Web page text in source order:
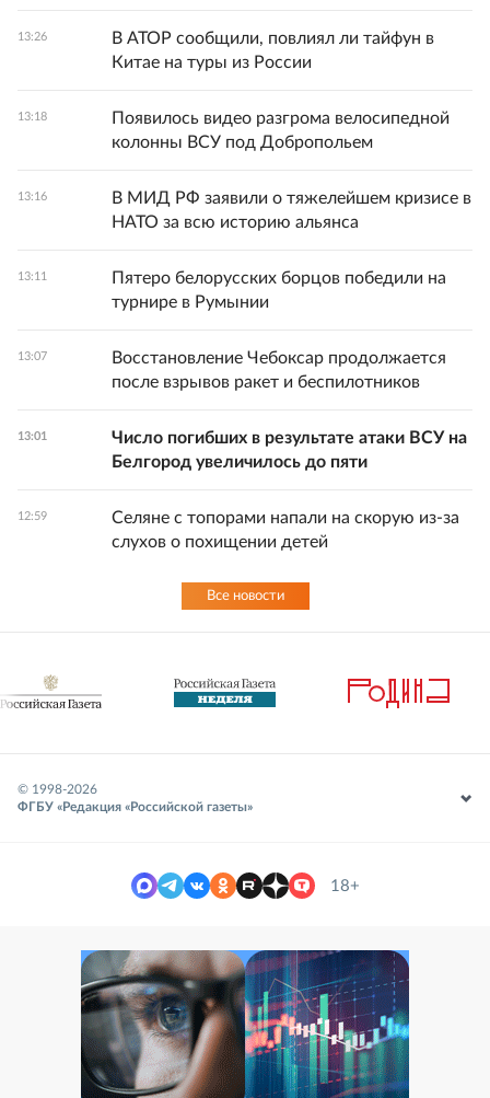
13:26
В АТОР сообщили, повлиял ли тайфун в
Китае на туры из России
13:18
Появилось видео разгрома велосипедной
колонны ВСУ под Добропольем
13:16
В МИД РФ заявили о тяжелейшем кризисе в
НАТО за всю историю альянса
13:11
Пятеро белорусских борцов победили на
турнире в Румынии
13:07
Восстановление Чебоксар продолжается
после взрывов ракет и беспилотников
13:01
Число погибших в результате атаки ВСУ на
Белгород увеличилось до пяти
12:59
Селяне с топорами напали на скорую из-за
слухов о похищении детей
Все новости
© 1998-2026
ФГБУ «Редакция «Российской газеты»
18+